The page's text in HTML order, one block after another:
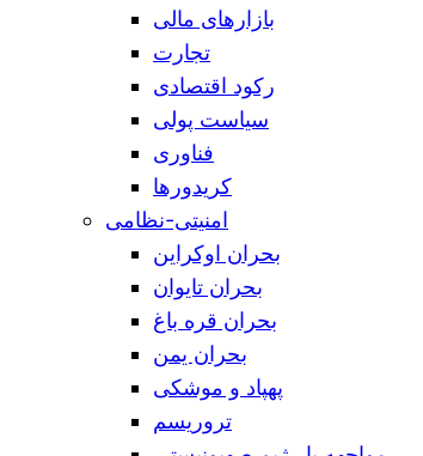
بازارهای مالی
تجارت
رکود اقتصادی
سیاست پولی
فناوری
کریدورها
امنیتی-نظامی
بحران اوکراین
بحران تایوان
بحران قره باغ
بحران یمن
پهپاد و موشکی
تروریسم